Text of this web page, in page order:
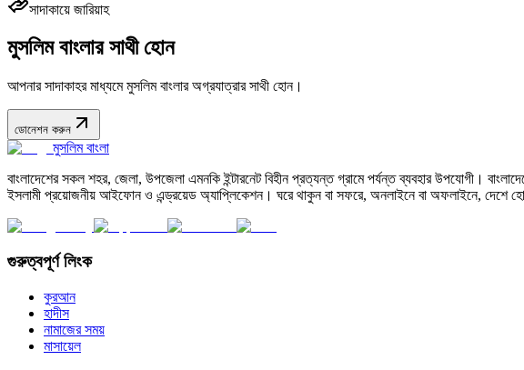
সাদাকায়ে জারিয়াহ
মুসলিম বাংলার সাথী হোন
আপনার সাদাকাহর মাধ্যমে মুসলিম বাংলার অগ্রযাত্রার সাথী হোন।
ডোনেশন করুন
মুসলিম বাংলা
বাংলাদেশের সকল শহর, জেলা, উপজেলা এমনকি ইন্টারনেট বিহীন প্রত্যন্ত গ্রামে পর্যন্ত ব্যবহার উপযোগী।
ইসলামী প্রয়োজনীয় আইফোন ও এন্ড্রয়েড অ্যাপ্লিকেশন। ঘরে থাকুন বা সফরে, অনলাইনে বা অফলাইনে, দেশে হোক
গুরুত্বপূর্ণ লিংক
কুরআন
হাদীস
নামাজের সময়
মাসায়েল